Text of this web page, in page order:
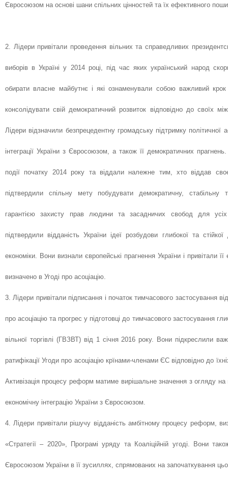
Євросоюзом на основі шани спільних цінностей та їх ефективного
2. Лідери привітали проведення вільних та справедливих
виборів в Україні у 2014 році, під час яких український народ
обирати власне майбутнє і які ознаменували собою важливий крок
консолідувати свій демократичний розвиток відповідно до своїх
Лідери відзначили безпрецедентну громадську підтримку політичної
інтеграції України з Євросоюзом, а також її демократичних
події початку 2014 року та віддали належне тим, хто віддав
підтвердили спільну мету побудувати демократичну, стабільну
гарантією захисту прав людини та засадничих свобод для
підтвердили відданість України ідеї розбудови глибокої та стійкої
економіки. Вони визнали європейські прагнення України і привітали
визначено в Угоді про асоціацію.
3. Лідери привітали підписання і початок тимчасового застосування
про асоціацію та прогрес у підготовці до тимчасового застосування
вільної торгівлі (ГВЗВТ) від 1 січня 2016 року. Вони підкреслили
ратифікації Угоди про асоціацію крїнами-членами ЄС відповідно до
Активізація процесу реформ матиме вирішальне значення з огляду на
економічну інтеграцію України з Євросоюзом.
4. Лідери привітали рішучу відданість амбітному процесу реформ,
«Стратегії – 2020», Програмі уряду та Коаліційній угоді. Вони
Євросоюзом України в її зусиллях, спрямованих на започаткування